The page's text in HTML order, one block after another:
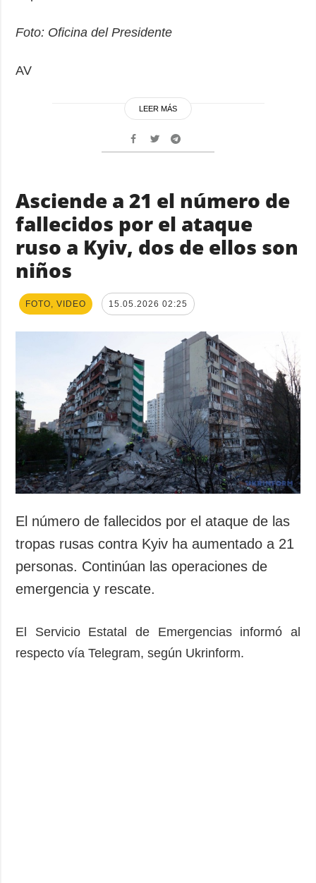
Foto: Oficina del Presidente
AV
LEER MÁS
Asciende a 21 el número de
fallecidos por el ataque
ruso a Kyiv, dos de ellos son
niños
FOTO, VIDEO 15.05.2026 02:25
El número de fallecidos por el ataque de las
tropas rusas contra Kyiv ha aumentado a 21
personas. Continúan las operaciones de
emergencia y rescate.
El Servicio Estatal de Emergencias informó al
respecto vía Telegram, según Ukrinform.